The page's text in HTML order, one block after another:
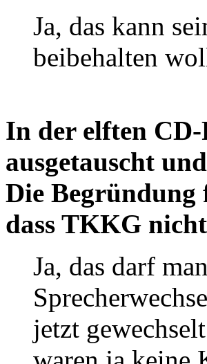
Ja, das kann
beibehalten
In der elften
ausgetauscht
Die Begründung
dass TKKG
Ja, das darf
jetzt